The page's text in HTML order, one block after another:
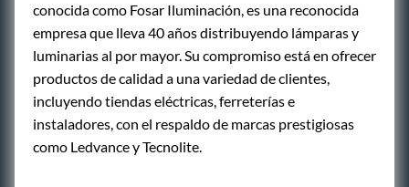
conocida como Fosar Iluminación, es una reconocida
empresa que lleva 40 años distribuyendo lámparas y
luminarias al por mayor. Su compromiso está en ofrecer
productos de calidad a una variedad de clientes,
incluyendo tiendas eléctricas, ferreterías e
instaladores, con el respaldo de marcas prestigiosas
como Ledvance y Tecnolite.